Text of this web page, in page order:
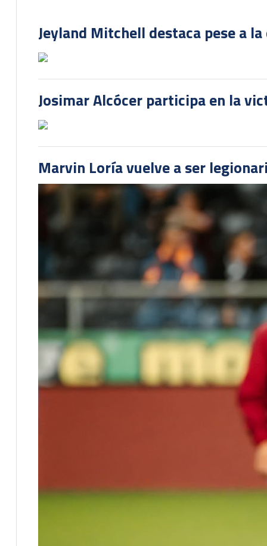
Jeyland Mitchell destaca pese a
Josimar Alcócer participa en la
Marvin Loría vuelve a ser